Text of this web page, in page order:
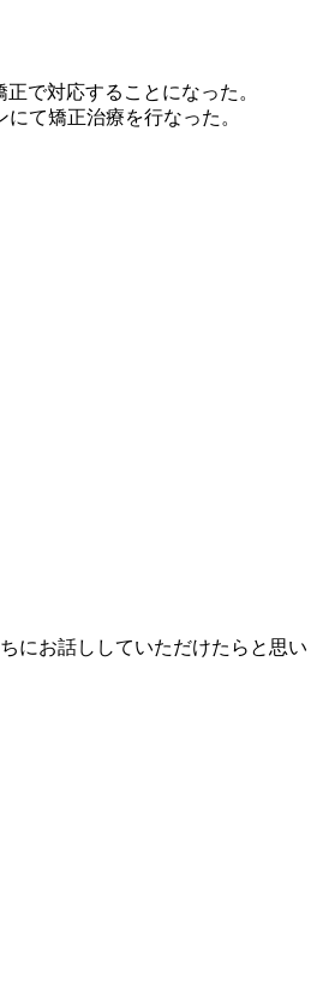
で対応することになった。
て矯正治療を行なった。
にお話ししていただけたらと思い